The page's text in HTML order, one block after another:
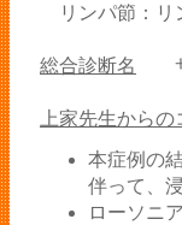
リンパ節：リ
総合診断名 サ
上家先生から
本症例の
伴って、
ローソニ